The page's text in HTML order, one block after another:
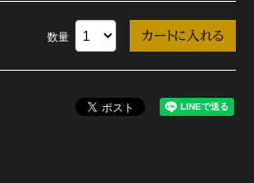
数量